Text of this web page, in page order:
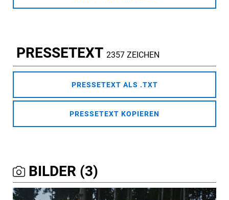
PRESSETEXT 2357 ZEICHEN
PRESSETEXT ALS .TXT
PRESSETEXT KOPIEREN
BILDER (3)